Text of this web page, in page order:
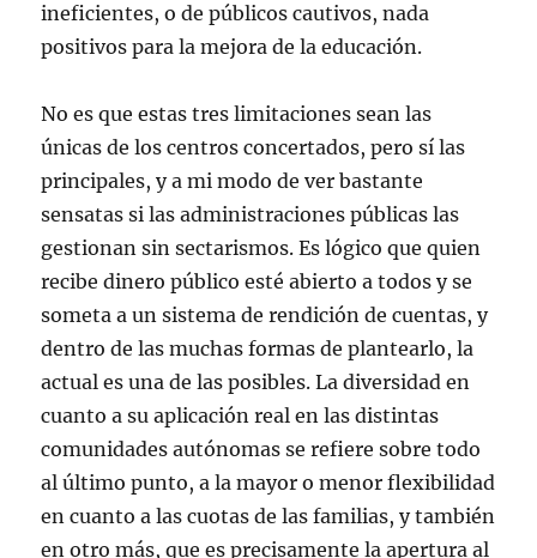
ineficientes, o de públicos cautivos, nada
positivos para la mejora de la educación.
No es que estas tres limitaciones sean las
únicas de los centros concertados, pero sí las
principales, y a mi modo de ver bastante
sensatas si las administraciones públicas las
gestionan sin sectarismos. Es lógico que quien
recibe dinero público esté abierto a todos y se
someta a un sistema de rendición de cuentas, y
dentro de las muchas formas de plantearlo, la
actual es una de las posibles. La diversidad en
cuanto a su aplicación real en las distintas
comunidades autónomas se refiere sobre todo
al último punto, a la mayor o menor flexibilidad
en cuanto a las cuotas de las familias, y también
en otro más, que es precisamente la apertura al